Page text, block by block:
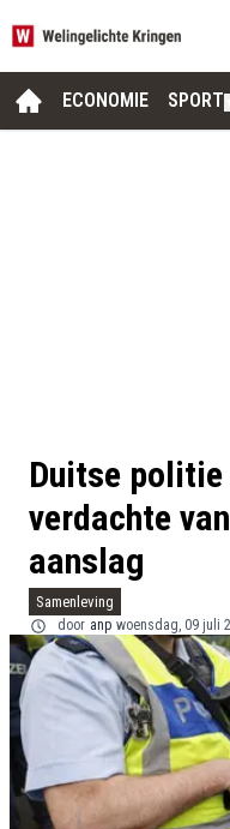
ECONOMIE SPORT
Duitse
verdachte
aanslag
Samenleving
door anp woensdag, 09 juli